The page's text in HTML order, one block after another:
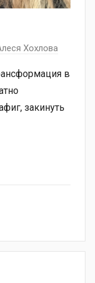
Хохлова
в
закинуть